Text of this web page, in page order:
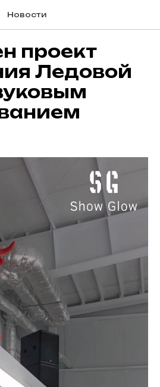
Новости
проект
Ледовой